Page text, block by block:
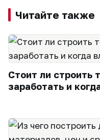
Читайте также
Стоит ли строить
заработать и